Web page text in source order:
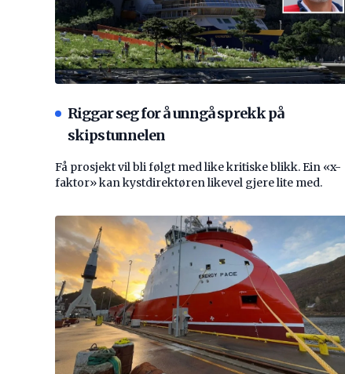
Riggar seg for å unngå sprekk på
skipstunnelen
Få prosjekt vil bli følgt med like kritiske blikk. Ein «x-
faktor» kan kystdirektøren likevel gjere lite med.